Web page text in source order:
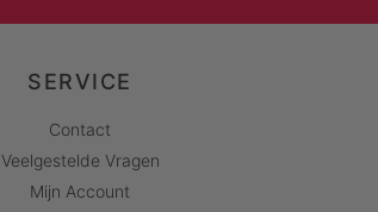
SERVICE
Contact
Veelgestelde Vragen
Mijn Account